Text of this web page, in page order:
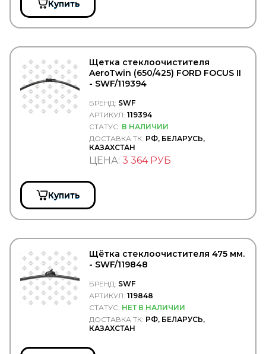
VTR
WABCO
WAHLER
WalberG
WALKER
WarranT
WAS
WD40
WICHMANN
WIELTON
WILHELM SASS
WILSON
Winkler
WINNARD
WISTRA
WIX
WOLF
WOSM
WOSMANN
Купить
Щетка стеклоочистителя
AeroTwin (650/425) FORD FOCUS II
- SWF/119394
БРЕНД: SWF
АРТИКУЛ: 119394
СТАТУС: В НАЛИЧИИ
ДОСТАВКА ТК: РФ, БЕЛАРУСЬ,
КАЗАХСТАН
ЦЕНА: 3 364 РУБ
Купить
Щётка стеклоочистителя 475 мм.
- SWF/119848
БРЕНД: SWF
АРТИКУЛ: 119848
СТАТУС: НЕТ В НАЛИЧИИ
ДОСТАВКА ТК: РФ, БЕЛАРУСЬ,
КАЗАХСТАН